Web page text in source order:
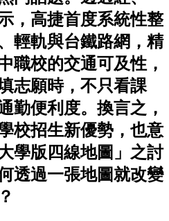
，高捷首度系統性整
輕軌與台鐵路網，精
職校的交通可及性，
志願時，不只看課
勤便利度。換言之，
校招生新優勢，也意
學版四線地圖」之討
透過一張地圖就改變